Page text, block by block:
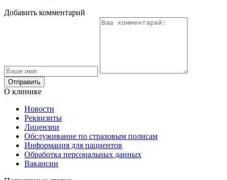
Добавить комментарий
О клинике
Новости
Реквизиты
Лицензии
Обслуживание по страховым полисам
Информация для пациентов
Обработка персональных данных
Вакансии